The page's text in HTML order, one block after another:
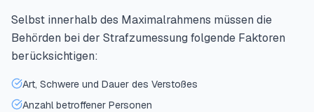
Selbst innerhalb des Maximalrahmens müssen die
Behörden bei der Strafzumessung folgende Faktoren
berücksichtigen:
Art, Schwere und Dauer des Verstoßes
Anzahl betroffener Personen